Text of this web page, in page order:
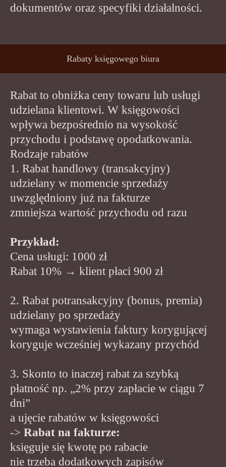
dokumentów oraz specyfiki działalności.
Rabaty księgowego biura
Rabat to obniżka ceny towaru lub usługi
udzielana klientowi. W księgowości
wpływa bezpośrednio na wysokość
przychodu i podstawę opodatkowania.
Rodzaje rabatów
1. Rabat handlowy (transakcyjny)
udzielany w momencie sprzedaży
uwzględniony już na fakturze
zmniejsza wartość przychodu od razu
Przykład:
Cena usługi: 1000 zł
Rabat 10% → klient płaci 900 zł
2. Rabat potransakcyjny (bonus, premia)
udzielany po sprzedaży
wymaga wystawienia faktury korygującej
koryguje wcześniej wykazany przychód
3. Skonto to inaczej rabat za szybką
płatność np. „2% przy zapłacie w ciągu 7
dni”
a ujęcie rabatów w księgowości
-> Rabat na fakturze:
księguje się kwotę po rabacie
nie trzeba dodatkowych zapisów